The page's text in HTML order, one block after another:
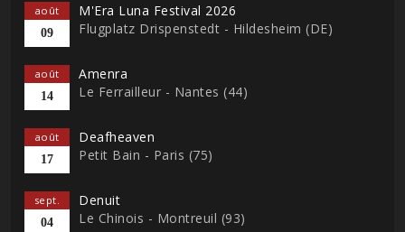
août
09
M'Era Luna Festival 2026
Flugplatz Drispenstedt - Hildesheim (DE)
août
14
Amenra
Le Ferrailleur - Nantes (44)
août
17
Deafheaven
Petit Bain - Paris (75)
sept.
04
Denuit
Le Chinois - Montreuil (93)